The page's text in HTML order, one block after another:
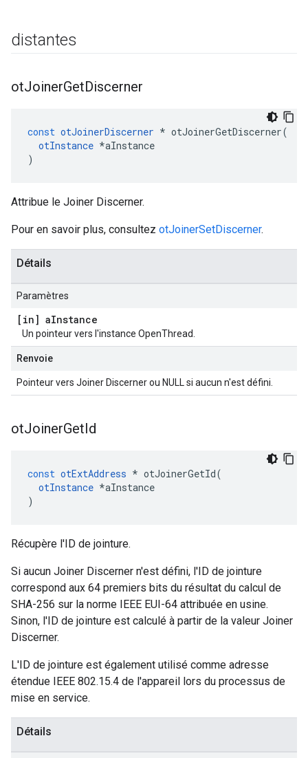
distantes
otJoinerGetDiscerner
const otJoinerDiscerner * otJoinerGetDiscerner(
otInstance *aInstance
)
Attribue le Joiner Discerner.
Pour en savoir plus, consultez otJoinerSetDiscerner.
Détails
Paramètres
[in] aInstance
Un pointeur vers l'instance OpenThread.
Renvoie
Pointeur vers Joiner Discerner ou NULL si aucun n'est défini.
otJoinerGetId
const otExtAddress * otJoinerGetId(
otInstance *aInstance
)
Récupère l'ID de jointure.
Si aucun Joiner Discerner n'est défini, l'ID de jointure
correspond aux 64 premiers bits du résultat du calcul de
SHA-256 sur la norme IEEE EUI-64 attribuée en usine.
Sinon, l'ID de jointure est calculé à partir de la valeur Joiner
Discerner.
L'ID de jointure est également utilisé comme adresse
étendue IEEE 802.15.4 de l'appareil lors du processus de
mise en service.
Détails